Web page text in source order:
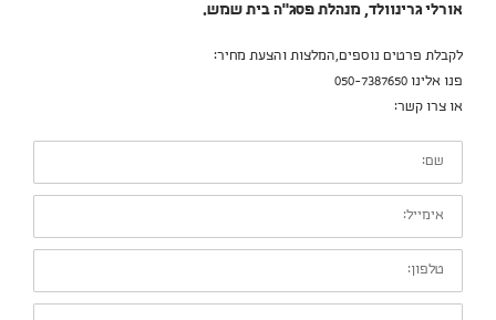
אורלי גרינוולד, מנהלת פסג"ה בית שמש.
לקבלת פרטים נוספים,המלצות והצעת מחיר:
פנו אלינו 050-7387650
או צרו קשר:
שם:
אימייל:
טלפון:
הודעה: